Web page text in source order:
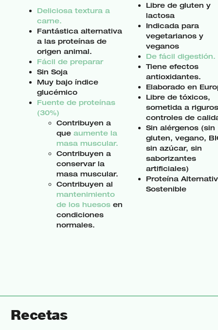
Deliciosa textura a
carne.
Fantástica alternativa
a las proteínas de
origen animal.
Fácil de preparar
Sin Soja
Muy bajo índice
glucémico
Fuente de proteínas
(30%)
Contribuyen a
queaumente la
masa muscular.
Contribuyen a
conservar la
masa muscular.
Contribuyen al
mantenimiento
de los huesosen
condiciones
normales.
Libre de gluten y
lactosa
Indicada para
vegetarianos y
veganos
De fácil digestión.
Tiene efectos
antioxidantes.
Elaborado en
Libre de tóxicos,
sometida a
controles de
Sin alérgenos (sin
gluten, vegano,
sin azúcar, sin
saborizantes
artificiales)
Proteína
Sostenible
Recetas